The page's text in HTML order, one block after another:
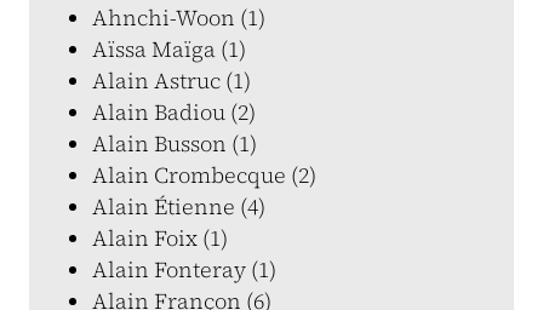
Ahnchi-Woon (1)
Aïssa Maïga (1)
Alain Astruc (1)
Alain Badiou (2)
Alain Busson (1)
Alain Crombecque (2)
Alain Étienne (4)
Alain Foix (1)
Alain Fonteray (1)
Alain Françon (6)